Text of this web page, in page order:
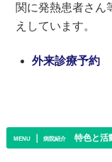
関に発熱患者さん
えしています。
外来診療予約
MENU｜ 病院紹介特色と活